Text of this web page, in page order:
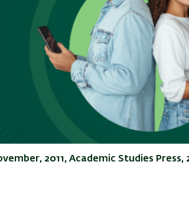
since the first encounter between
thinkers like Maimonides,
with issues of Jewish faith and
philosophy, were products of
how embarrassing or heretical,
with some of the main and
to twenty-first century thinking,
a fresh intellectual outlook on the
thinkers in the twenty-first century. It
2011, Academic Studies Press,